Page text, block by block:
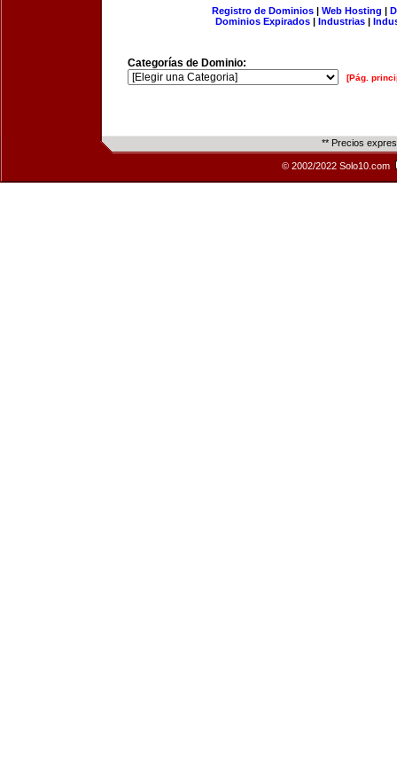
Registro de Dominios| Web Hosting |
Dominios Expirados | Industrias |
Categorías de Dominio:
[Pág.
** Precios
© 2002/2022 Solo10.com